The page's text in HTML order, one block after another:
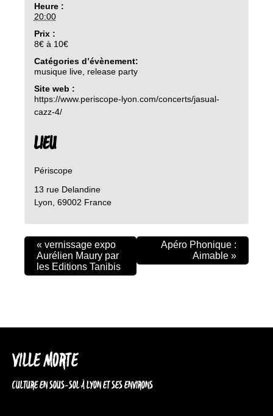
Heure :
20:00
Prix :
8€ à 10€
Catégories d’évènement:
musique live, release party
Site web :
https://www.periscope-lyon.com/concerts/jasual-
cazz-4/
LIEU
Périscope
13 rue Delandine
Lyon 69002 France
« vernissage expo
Aurélien Maury par
les Editions Tanibis
Apéro Phonique :
Aimable »
VILLE MORTE
CULTURE EN SOUS-SOL À LYON ET SES ENVIRONS